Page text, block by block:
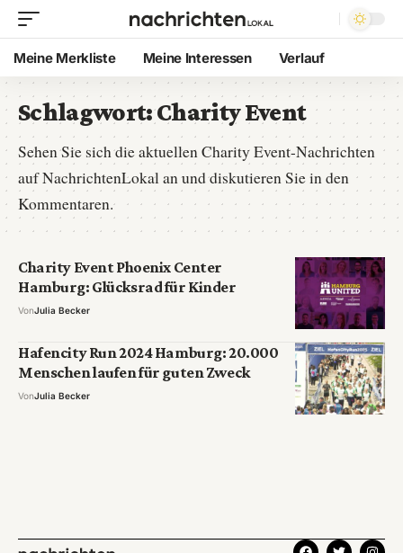
Meine Merkliste Meine Interessen Verlauf
Schlagwort:Charity Event
Sehen Sie sich die aktuellen Charity Event-Nachrichten
auf NachrichtenLokal an und diskutieren Sie in den
Kommentaren.
Charity Event Phoenix Center
Hamburg: Glücksrad für Kinder
VonJulia Becker
Hafencity Run 2024 Hamburg: 20.000
Menschen laufen für guten Zweck
VonJulia Becker